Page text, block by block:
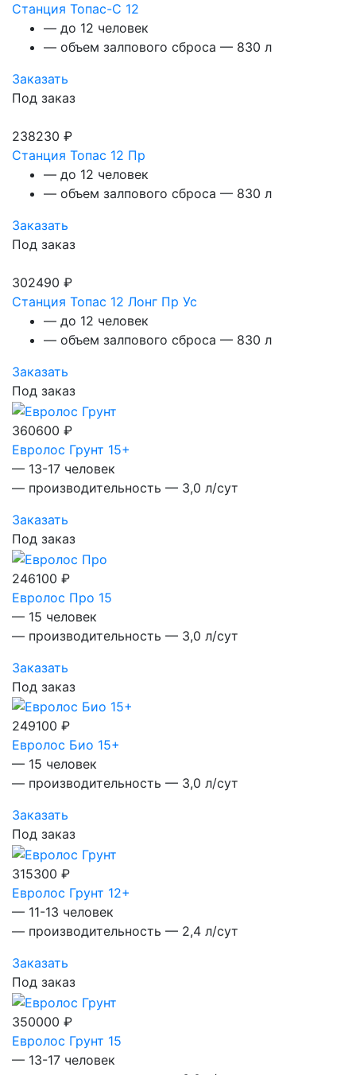
Станция Топас-С 12
— до 12 человек
— объем залпового сброса — 830 л
Заказать
Под заказ
238230 ₽
Станция Топас 12 Пр
— до 12 человек
— объем залпового сброса — 830 л
Заказать
Под заказ
302490 ₽
Станция Топас 12 Лонг Пр Ус
— до 12 человек
— объем залпового сброса — 830 л
Заказать
Под заказ
360600 ₽
Евролос Грунт 15+
— 13-17 человек
— производительность — 3,0 л/сут
Заказать
Под заказ
246100 ₽
Евролос Про 15
— 15 человек
— производительность — 3,0 л/сут
Заказать
Под заказ
249100 ₽
Евролос Био 15+
— 15 человек
— производительность — 3,0 л/сут
Заказать
Под заказ
315300 ₽
Евролос Грунт 12+
— 11-13 человек
— производительность — 2,4 л/сут
Заказать
Под заказ
350000 ₽
Евролос Грунт 15
— 13-17 человек